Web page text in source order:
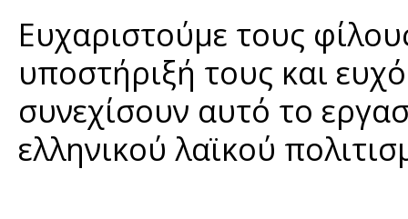
Ευχαριστούμε τους
υποστήριξή τους και
συνεχίσουν αυτό το
ελληνικού λαϊκού